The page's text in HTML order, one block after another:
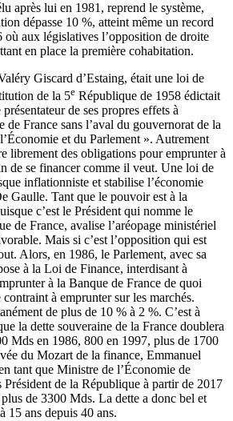
après lui en 1981, reprend le système,
dépasse 10 %, atteint même un record
où aux législatives l’opposition de droite
en place la première cohabitation.
Giscard d’Estaing, était une loi de
de la 5e République de 1958 édictait
de ses propres effets à
de France sans l’aval du gouvernorat de la
et du Parlement ». Autrement
librement des obligations pour emprunter à
de se financer comme il veut. Une loi de
inflationniste et stabilise l’économie
Gaulle. Tant que le pouvoir est à la
c’est le Président qui nomme le
de France, avalise l’aréopage ministériel
Mais si c’est l’opposition qui est
Alors, en 1986, le Parlement, avec sa
à la Loi de Finance, interdisant à
à la Banque de France de quoi
à emprunter sur les marchés.
de plus de 10 % à 2 %. C’est à
la dette souveraine de la France doublera
Mds en 1986, 800 en 1997, plus de 1700
du Mozart de la finance, Emmanuel
tant que Ministre de l’Économie de
de la République à partir de 2017
de 3300 Mds. La dette a donc bel et
15 ans depuis 40 ans.